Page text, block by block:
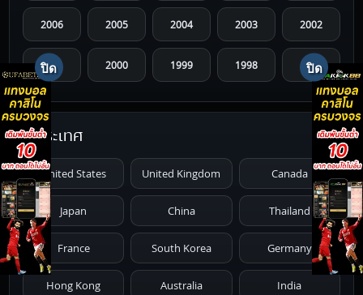
2006 2005 2004 2003 2002
2001 2000 1999 1998 1997
1996 1995 1994 1993 1992
1986 1985 1984 1983 1982
1981 1980 1979 1978 1977
1976 1975 1974 1973 1972
ประเทศ
United States United Kingdom Canada
Japan China Thailand
France South Korea Germany
Hong Kong Australia India